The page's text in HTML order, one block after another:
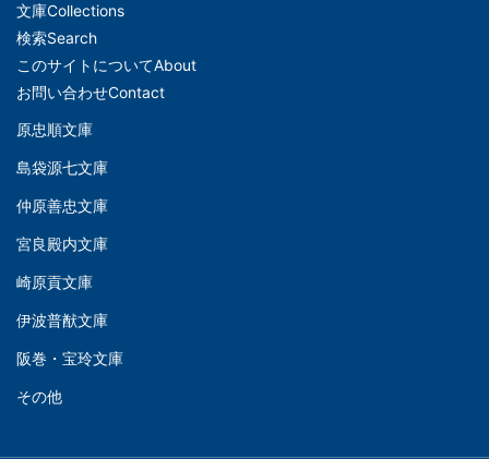
メ
イ
ン
ナ
ビ
ー
シ
ョ
ン
ッ
タ
文庫Collections
検索Search
このサイトについてAbout
お問い合わせContact
文
(Left)
原忠順文庫
島袋源七文庫
仲原善忠文庫
文
(Middle)
宮良殿内文庫
崎原貢文庫
伊波普猷文庫
文
庫
阪巻・宝玲文庫
その他